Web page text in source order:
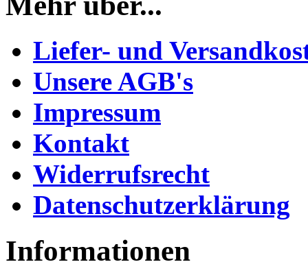
Liefer- und
Unsere AGB's
Impressum
Kontakt
Widerrufsrecht
Datenschutzerklärung
Informationen